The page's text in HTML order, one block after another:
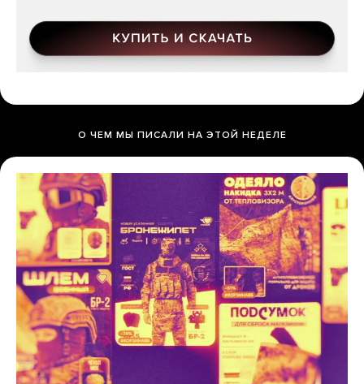
О ЧЕМ МЫ ПИСАЛИ НА ЭТОЙ НЕДЕЛЕ